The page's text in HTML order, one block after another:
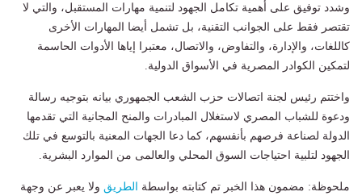
وشدد توفيق على أهمية تكامل الجهود لتنمية مهارات المستقبل، والتي لا
تقتصر فقط على الجوانب التقنية، بل تشمل أيضا المهارات الأخرى
كاللغات، والإدارة، والتفاوض، والاتصال، معتبرا إياها الأدوات الحاسمة
لتمكين الكوادر المصرية في الأسواق الدولية.
واختتم رئيس لجنة اتصالات حزب الشعب الجمهوري بيانه بتوجيه رسالة
ودعوة للشباب المصري لاستغلال المبادرات والمنح المجانية التي تقدمها
الدولة لصناعة فرصهم بأنفسهم، كما دعا الجهات المعنية بالتوسع في تلك
الجهود لتلبية احتياجات السوق المحلي والعالمى من الموارد البشرية.
ملحوظة: مضمون هذا الخبر تم كتابته بواسطة الطريق ولا يعبر عن وجهة